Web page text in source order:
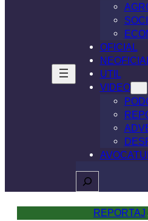
OFICIAL
UTIL
VIDEO
Caută
REPORTAJ